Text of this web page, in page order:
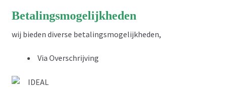
Betalingsmogelijkheden
wij bieden diverse betalingsmogelijkheden,
Via Overschrijving
IDEAL